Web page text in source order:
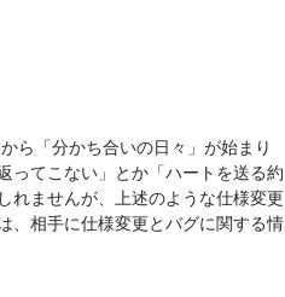
ら「分かち合いの日々」が始まり
ってこない」とか「ハートを送る約
れませんが、上述のような仕様変更
、相手に仕様変更とバグに関する情